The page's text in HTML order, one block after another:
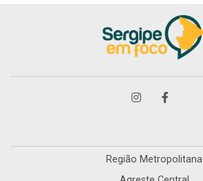
Região Metropolitana